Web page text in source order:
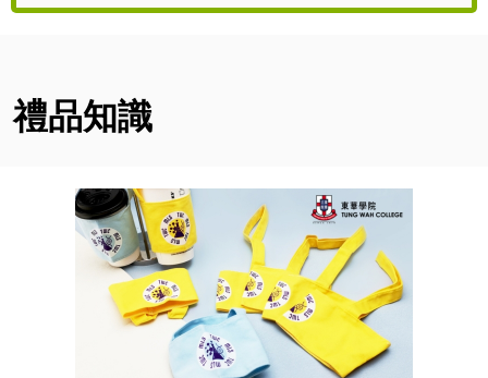
禮品知識